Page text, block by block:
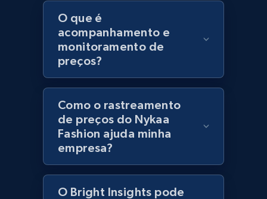
URL, Product id, Title, Product description,
Rating, Reviews count, Initial price, Discount,
Zara - Products
Category id, Product id, Product name, Price,
Currency, Colour code, Colour, Description, and
more.
O que é
acompanhamento e
monitoramento de
preços?
Como o rastreamento
de preços do Nykaa
Fashion ajuda minha
empresa?
O Bright Insights pode